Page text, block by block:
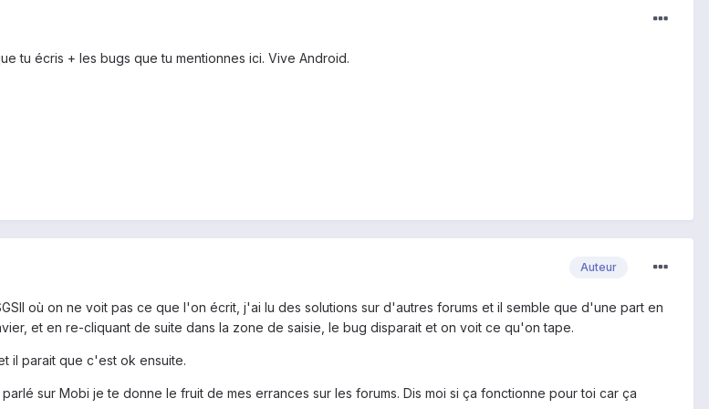
tu écris + les bugs que tu mentionnes ici. Vive Android.
Auteur
où on ne voit pas ce que l'on écrit, j'ai lu des solutions sur d'autres forums et il semble que d'une part en
et en re-cliquant de suite dans la zone de saisie, le bug disparait et on voit ce qu'on tape.
il parait que c'est ok ensuite.
sur Mobi je te donne le fruit de mes errances sur les forums. Dis moi si ça fonctionne pour toi car ça